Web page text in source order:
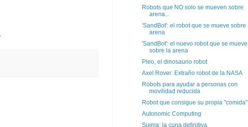
Robots que NO solo se mueven sobre
arena...
'SandBot': el robot que se mueve sobre
arena
'SandBot': el nuevo robot que se mueve
sobre la arena
Pleo, el dinosaurio robot
Axel Rover: Extraño robot de la NASA
Robots para ayudar a personas con
movilidad reducida
Robot que consigue su propia "comida"
Autonomic Computing
Suima: la cuna definitiva